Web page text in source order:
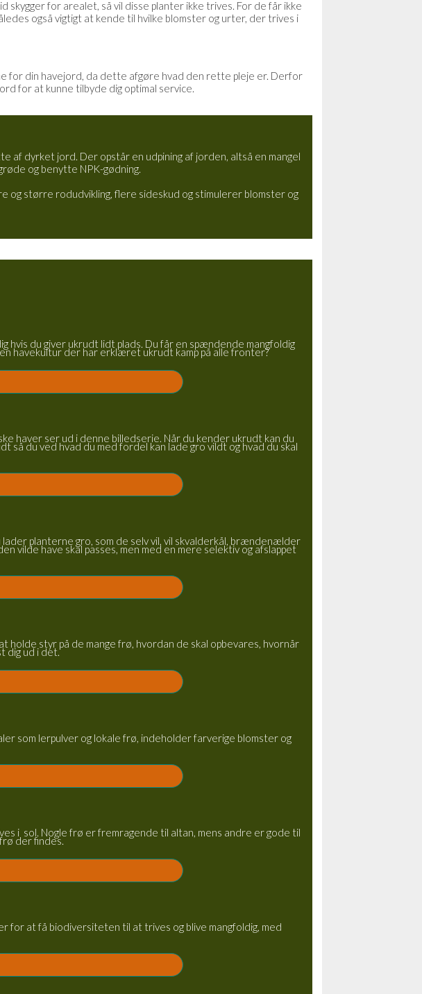
for arealet, så vil disse planter ikke trives. For de får ikke
også vigtigt at kende til hvilke blomster og urter, der trives i
for din havejord, da dette afgøre hvad den rette pleje er. Derfor
for at kunne tilbyde dig optimal service.
af dyrket jord. Der opstår en udpining af jorden, altså en mangel
og benytte NPK-gødning.
større rodudvikling, flere sideskud og stimulerer blomster og
hvis du giver ukrudt lidt plads. Du får en spændende mangfoldig
havekultur der har erklæret ukrudt kamp på alle fronter?
haver ser ud i denne billedserie. Når du kender ukrudt kan du
du ved hvad du med fordel kan lade gro vildt og hvad du skal
planterne gro, som de selv vil, vil skvalderkål, brændenælder
vilde have skal passes, men med en mere selektiv og afslappet
holde styr på de mange frø, hvordan de skal opbevares, hvornår
dig ud i det.
som lerpulver og lokale frø, indeholder farverige blomster og
i sol. Nogle frø er fremragende til altan, mens andre er gode til
der findes.
for at få biodiversiteten til at trives og blive mangfoldig, med